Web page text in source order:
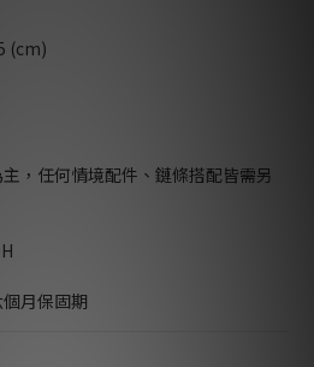
(cm)
，任何情境配件、鏈條搭配皆需另
月保固期